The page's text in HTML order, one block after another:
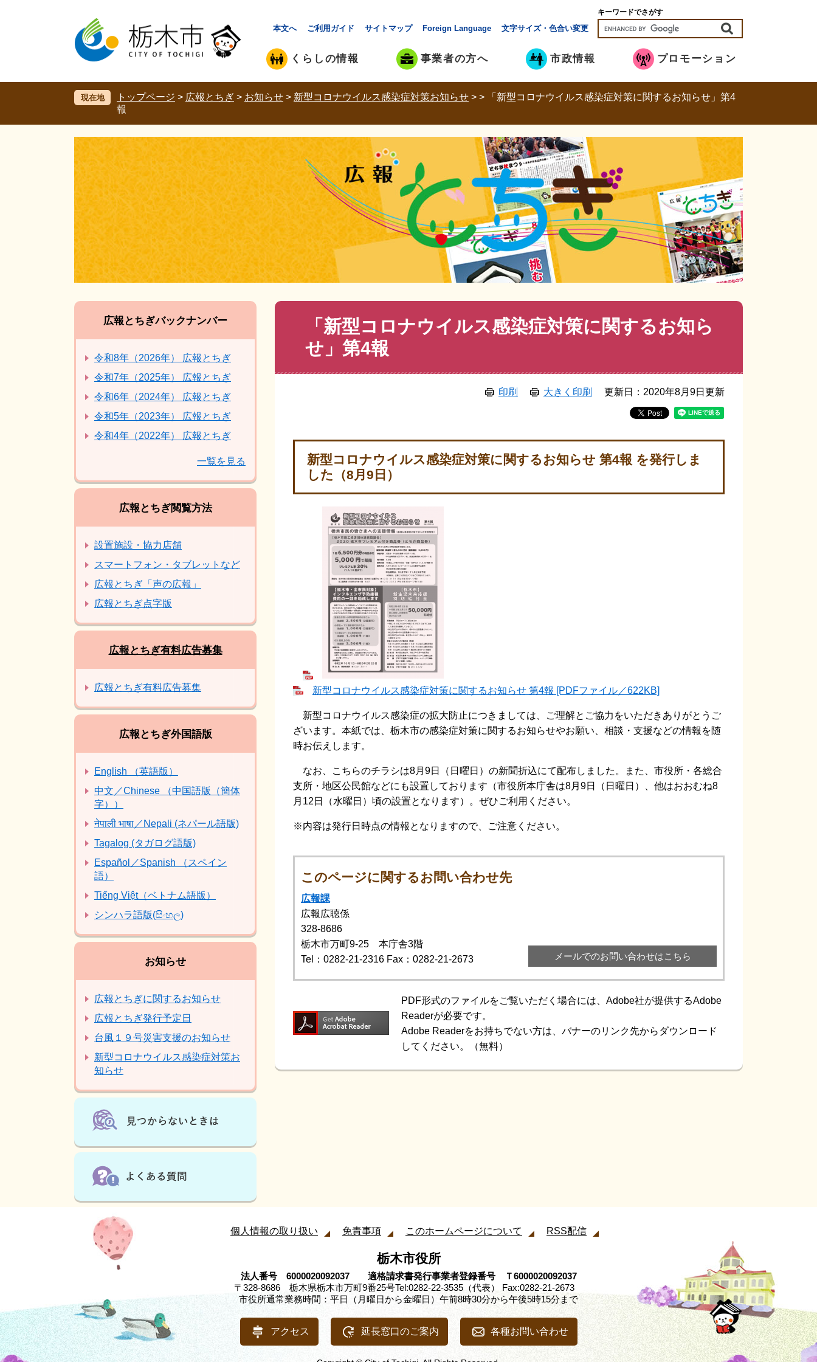
で
ば
本文へ ご利用ガイド サイトマップ Foreign Language 文字サイズ・色合い変更
キーワードでさがす
くらしの情報 事業者の方へ 市政情報 プロモーション
現在地 トップページ > 広報とちぎ > お知らせ > 新型コロナウイルス感染症対策お知らせ > >
「新型コロナウイルス感染症対策に関するお知らせ」第4
報
「新型コロナウイルス感染症対策に関するお知ら
せ」第4報
印刷 大きく印刷 更新日：2020年8月9日更新
新型コロナウイルス感染症対策に関するお知らせ 第4報 を発行しま
した（8月9日）
新型コロナウイルス感染症対策に関するお知らせ 第4報 [PDFファイル／622KB]
新型コロナウイルス感染症の拡大防止につきましては、ご理解とご協力をいただきありがとうご
ざいます。本紙では、栃木市の感染症対策に関するお知らせやお願い、相談・支援などの情報を随
時お伝えします。
なお、こちらのチラシは8月9日（日曜日）の新聞折込にて配布しました。また、市役所・各総合
支所・地区公民館などにも設置しております（市役所本庁舎は8月9日（日曜日）、他はおおむね8
月12日（水曜日）頃の設置となります）。ぜひご利用ください。
※内容は発行日時点の情報となりますので、ご注意ください。
このページに関するお問い合わせ先
広報課
広報広聴係
328-8686
栃木市万町9-25 本庁舎3階
Tel：0282-21-2316 Fax：0282-21-2673 メールでのお問い合わせはこちら
PDF形式のファイルをご覧いただく場合には、Adobe社が提供するAdobe
Readerが必要です。
Adobe Readerをお持ちでない方は、バナーのリンク先からダウンロード
してください。（無料）
広報とちぎバックナンバー
令和8年（2026年） 広報とちぎ
令和7年（2025年） 広報とちぎ
令和6年（2024年） 広報とちぎ
令和5年（2023年） 広報とちぎ
令和4年（2022年） 広報とちぎ
一覧を見る
広報とちぎ閲覧方法
設置施設・協力店舗
スマートフォン・タブレットなど
広報とちぎ「声の広報」
広報とちぎ点字版
広報とちぎ有料広告募集
広報とちぎ有料広告募集
広報とちぎ外国語版
English （英語版）
中文／Chinese （中国語版（簡体
字））
नेपाली भाषा／Nepali (ネパール語版)
Tagalog (タガログ語版)
Español／Spanish （スペイン
語）
Tiếng Việt（ベトナム語版）
シンハラ語版(සිංහල)
お知らせ
広報とちぎに関するお知らせ
広報とちぎ発行予定日
台風１９号災害支援のお知らせ
新型コロナウイルス感染症対策お
知らせ
個人情報の取り扱い 免責事項 このホームページについて RSS配信
栃木市役所
法人番号 6000020092037 適格請求書発行事業者登録番号 Ｔ6000020092037
〒328-8686 栃木県栃木市万町9番25号Tel:0282-22-3535（代表） Fax:0282-21-2673
市役所通常業務時間：平日（月曜日から金曜日）午前8時30分から午後5時15分まで
アクセス 延長窓口のご案内 各種お問い合わせ